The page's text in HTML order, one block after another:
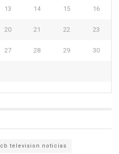
13 14 15 16
20 21 22 23
27 28 29 30
cb television noticias